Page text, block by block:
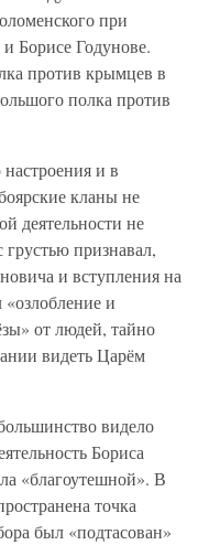
при
Борисе Годунове.
против крымцев в
полка против
и в
кланы не
деятельности не
признавал,
и вступления на
и
от людей, тайно
видеть Царём
видело
Бориса
«благоутешной». В
точка
был «подтасован»